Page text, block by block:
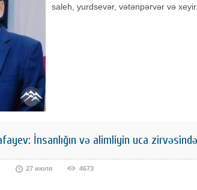
saleh, yurdsevər, vətənpərvər və
İnsanlığın və alimliyin uca zirvəsində
27 июля 4673